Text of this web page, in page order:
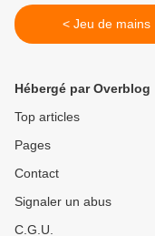
< Jeu de mains
Hébergé par Overblog
Top articles
Pages
Contact
Signaler un abus
C.G.U.